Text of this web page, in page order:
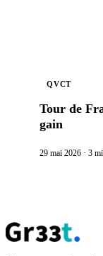
QVCT
Tour de
gain
29 mai 2026 · 3